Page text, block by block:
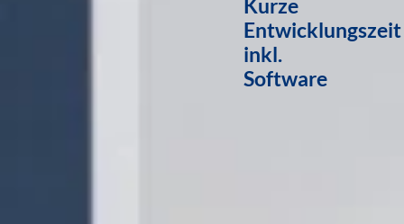
Kurze
Entwicklungszeit
inkl.
Software